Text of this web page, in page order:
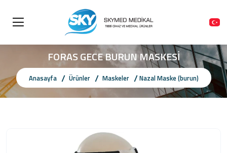
FORAS GECE BURUN MASKESİ
Anasayfa Ürünler Maskeler Nazal Maske (burun)